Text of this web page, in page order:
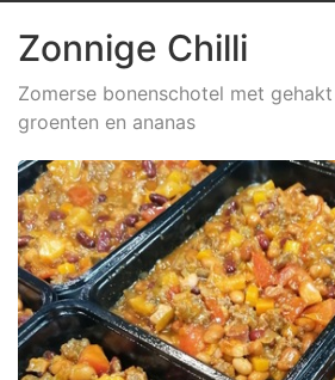
Zonnige Chilli
Zomerse bonenschotel met
groenten en ananas